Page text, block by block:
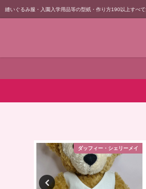
縫いぐるみ服・入園入学用品等の型紙・作り方190以上すべて
ダッフィー・シェリーメイ